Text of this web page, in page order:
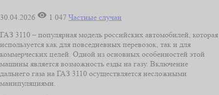
30.04.2026 1 047 Частные случаи
ГАЗ 3110 – популярная модель российских автомобилей, которая
используется как для повседневных перевозок, так и для
коммерческих целей. Одной из основных особенностей этой
машины является возможность езды на газу. Включение
дальнего газа на ГАЗ 3110 осуществляется несложными
манипуляциями.